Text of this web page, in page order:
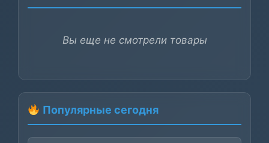
Вы еще не смотрели товары
Популярные сегодня